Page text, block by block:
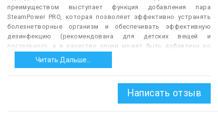
преимуществом выступает функция добавления пара
SteamPower PRO, которая позволяет эффективно устранять
болезнетворные организм и обеспечивать эффективную
дезинфекцию (рекомендована для детских вещей и
постельного, а в качестве опции может быть добавлена ко
многим программам).
Из дополнительных особенностей стоит выделить
(WaterDropShaped), наличие сервисной программы
Отдельно отметим лаконичные органы управления с кнопкой
Читать Дальше...
Написать отзыв